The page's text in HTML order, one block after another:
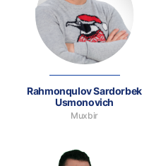
Rahmonqulov Sardorbek
Usmonovich
Muxbir